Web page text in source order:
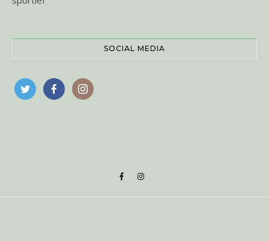
SOCIAL MEDIA